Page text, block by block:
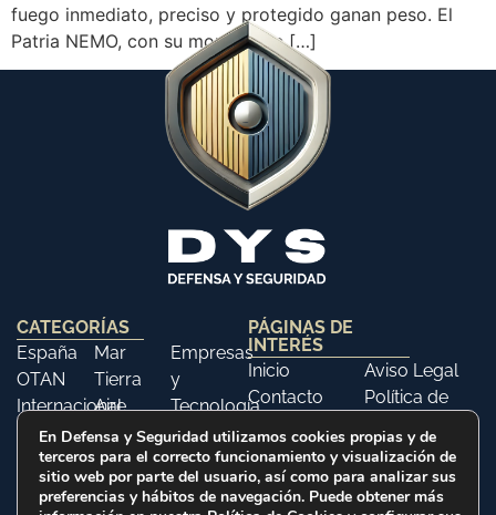
fuego inmediato, preciso y protegido ganan peso. El
Patria NEMO, con su mortero de […]
CATEGORÍAS
España
OTAN
Internacional
Opinión
Mar
Tierra
Aire
Libros
Empresas
y
Tecnología
Ferias y
Eventos
Historia
PÁGINAS DE
INTERÉS
Inicio
Contacto
Aviso Legal
Política de
Política de
Cookies
En Defensa y Seguridad utilizamos cookies propias y de
terceros para el correcto funcionamiento y visualización de
sitio web por parte del usuario, así como para analizar sus
preferencias y hábitos de navegación. Puede obtener más